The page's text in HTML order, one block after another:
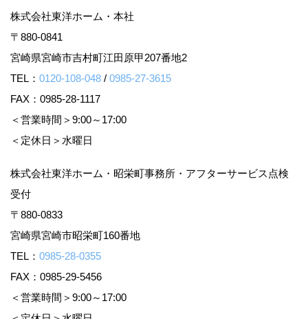
株式会社東洋ホーム・本社
〒880-0841
宮崎県宮崎市吉村町江田原甲207番地2
TEL： 0120-108-048 / 0985-27-3615
FAX：0985-28-1117
＜営業時間＞9:00～17:00
＜定休日＞水曜日
株式会社東洋ホーム・昭栄町事務所・アフターサービス点検
受付
〒880-0833
宮崎県宮崎市昭栄町160番地
TEL： 0985-28-0355
FAX：0985-29-5456
＜営業時間＞9:00～17:00